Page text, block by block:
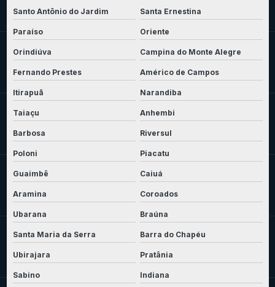
Santo Antônio do Jardim Santa Ernestina
Paraíso Oriente
Orindiúva Campina do Monte Alegre
Fernando Prestes Américo de Campos
Itirapuã Narandiba
Taiaçu Anhembi
Barbosa Riversul
Poloni Piacatu
Guaimbê Caiuá
Aramina Coroados
Ubarana Braúna
Santa Maria da Serra Barra do Chapéu
Ubirajara Pratânia
Sabino Indiana